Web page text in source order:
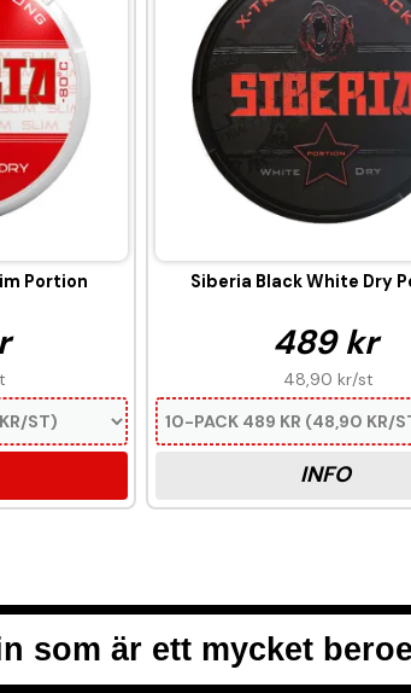
Portion Siberia Black White Dry
489 kr
48,90 kr/st
INFO
som är ett mycket